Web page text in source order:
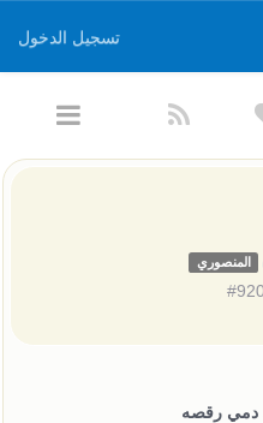
تسجيل الدخول
المنصوري
دمي رقصه